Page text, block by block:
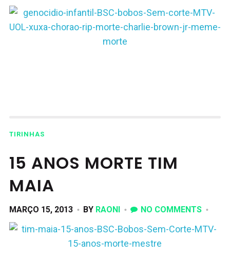
TIRINHAS
15 ANOS MORTE TIM
MAIA
MARÇO 15, 2013 BY RAONI NO COMMENTS